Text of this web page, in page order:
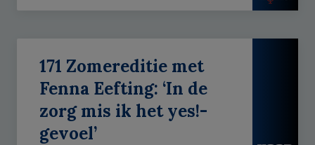
171 Zomereditie met
Fenna Eefting: ‘In de
zorg mis ik het yes!-
gevoel’